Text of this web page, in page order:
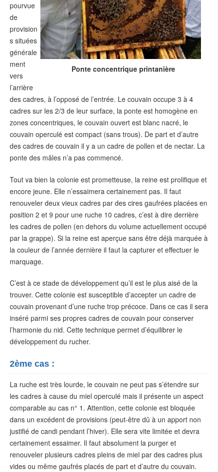
Ponte concentrique printanière
pourvue
de
provision
s situées
générale
ment
vers
l’arrière
des cadres, à l’opposé de l’entrée. Le couvain occupe 3 à 4
cadres sur les 2/3 de leur surface, la ponte est homogène en
zones concentriques, le couvain ouvert est blanc nacré, le
couvain operculé est compact (sans trous). De part et d’autre
des cadres de couvain il y a un cadre de pollen et de nectar. La
ponte des mâles n’a pas commencé.
Tout va bien la colonie est prometteuse, la reine est prolifique et
encore jeune. Elle n’essaimera certainement pas. Il faut
renouveler deux vieux cadres par des cires gaufrées placées en
position 2 et 9 pour une ruche 10 cadres, c’est à dire derrière
les cadres de pollen (en dehors du volume actuellement occupé
par la grappe). Si la reine est aperçue sans être déjà marquée à
la couleur de l’année dernière il faut la capturer et effectuer le
marquage.
C’est à ce stade de développement qu’il est le plus aisé de la
trouver. Cette colonie est susceptible d’accepter un cadre de
couvain provenant d’une ruche trop précoce. Dans ce cas il sera
inséré parmi ses propres cadres de couvain pour conserver
l’harmonie du nid. Cette technique permet d’équilibrer le
développement du rucher.
2ème cas :
La ruche est très lourde, le couvain ne peut pas s’étendre sur
les cadres à cause du miel operculé mais il présente un aspect
comparable au cas n° 1. Attention, cette colonie est bloquée
dans un excédent de provisions (peut-être dû à un apport non
justifié de candi pendant l’hiver). Elle sera vite limitée et devra
certainement essaimer. Il faut absolument la purger et
renouveler plusieurs cadres pleins de miel par des cadres plus
vides ou même gaufrés placés de part et d’autre du couvain.